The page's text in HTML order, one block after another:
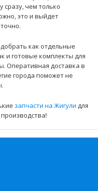
ВАЗ-1117, 1118,
выпущенных п..
сразу, чем только
это и выйдет
как отдельные
и готовые комплекты для
Оперативная доставка в
города поможет не
запчасти на Жигули для